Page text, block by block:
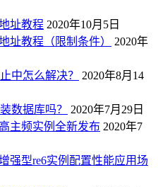
址教程 2020年10月5日
址教程（限制条件）
2020年
中怎么解决？
2020年8月14
数据库吗？
2020年7月29日
主频实例全新发布 2020年7
强型re6实例配置性能应用场